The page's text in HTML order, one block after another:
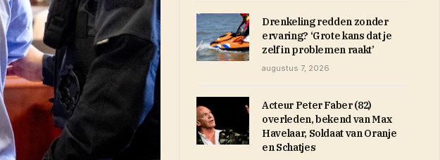
Drenkeling redden zonder
ervaring? ‘Grote kans dat je
zelf in problemen raakt’
augustus 7, 2026
Acteur Peter Faber (82)
overleden, bekend van Max
Havelaar, Soldaat van Oranje
en Schatjes